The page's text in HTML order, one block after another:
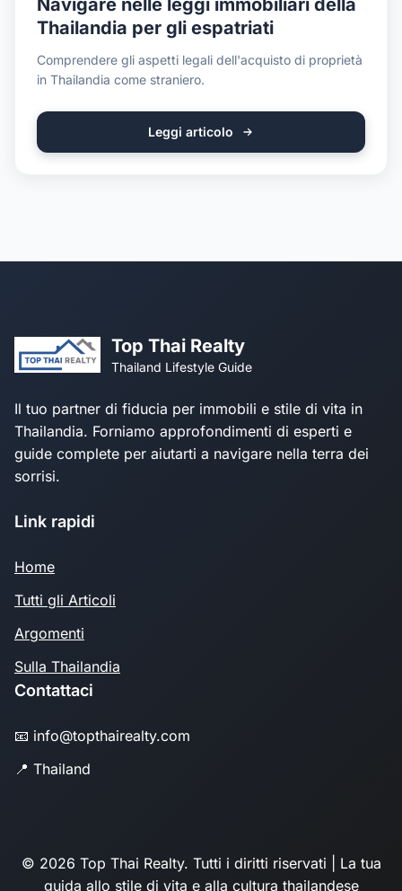
Navigare nelle leggi immobiliari della
Thailandia per gli espatriati
Comprendere gli aspetti legali dell'acquisto di proprietà
in Thailandia come straniero.
Leggi articolo
Top Thai Realty
Thailand Lifestyle Guide
Il tuo partner di fiducia per immobili e stile di vita in
Thailandia. Forniamo approfondimenti di esperti e
guide complete per aiutarti a navigare nella terra dei
sorrisi.
Link rapidi
Home
Tutti gli Articoli
Argomenti
Sulla Thailandia
Contattaci
📧 info@topthairealty.com
📍 Thailand
© 2026 Top Thai Realty. Tutti i diritti riservati | La tua
guida allo stile di vita e alla cultura thailandese